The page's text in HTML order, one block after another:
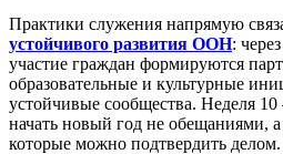
Практики служения напрямую
устойчивого развития ООН:
участие граждан формируются
образовательные и культурные
устойчивые сообщества. Неделя
начать новый год не обещаниями,
которые можно подтвердить делом.